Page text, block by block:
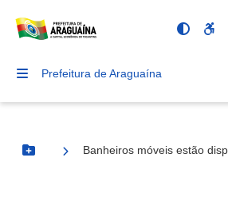
Prefeitura de Araguaína
Botão Menu
Banheiros móveis estão